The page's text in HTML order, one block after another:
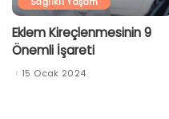
Eklem Kireçlenmesinin 9
Önemli İşareti
15 Ocak 2024